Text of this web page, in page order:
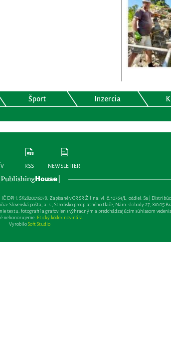
Šport Inzercia
RSS NEWSLETTER
SK2820016078, Zapísané v OR SR Žilina: vl. č. 10764/L, oddiel: Sa |
Slovenská pošta, a. s., Stredisko predplatného tlače, Nám. slobody 27, 810 05
textu, fotografií a grafov len s výhradným a predchádzajúcim súhlasom
nehonorujeme. Etický kódex novinára
VyrobiloSoft Studio